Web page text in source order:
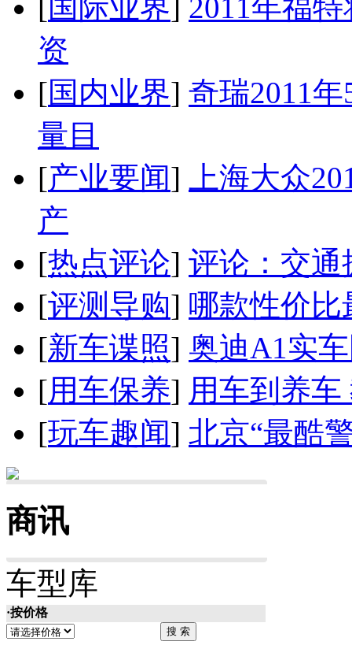
国际业界
2011年福
资
[国内业界] 奇瑞2011
量目
[产业要闻]
上海大众
产
[热点评论] 评论：交通
[评测导购] 哪款性价比
[新车谍照] 奥迪A1实
[用车保养] 用车到养
[玩车趣闻] 北京“最酷
商讯
车型库
·按价格